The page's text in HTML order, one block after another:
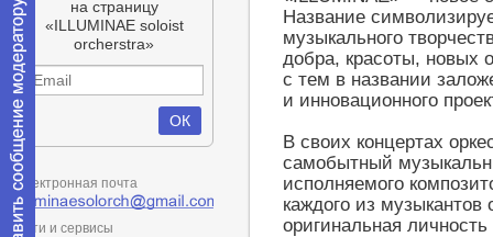
на страницу
«ILLUMINAE soloist
orcherstra»
Электронная почта
Сети и сервисы
Название
музыкального
добра, красоты, новых
с тем в названии
и инновационного
В своих концертах
самобытный
исполняемого
каждого из
оригинальная